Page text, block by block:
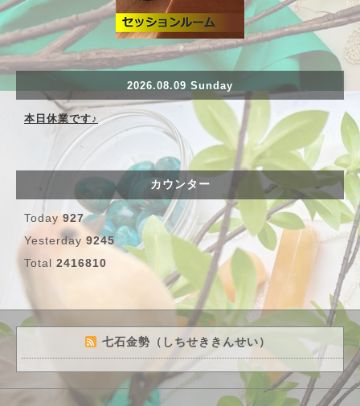
2026.08.09 Sunday
本日休業です♪
カウンター
Today 927
Yesterday 9245
Total 2416810
七石金勢（しちせききんせい）